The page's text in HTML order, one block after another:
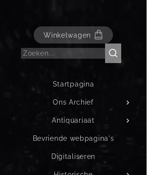
Winkelwagen
Startpagina
Ons Archief
Antiquariaat
Bevriende webpagina's
Digitaliseren